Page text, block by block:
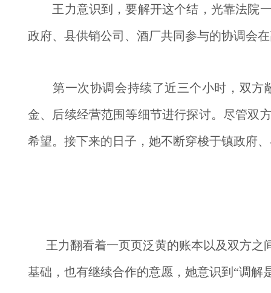
王力意识到，要解开这个结，光靠法院一
政府、县供销公司、酒厂共同参与的协调会
第一次协调会持续了近三个小时，双方
金、后续经营范围等细节进行探讨。尽管双
希望。接下来的日子，她不断穿梭于镇政府
王力翻看着一页页泛黄的账本以及双方
基础，也有继续合作的意愿，她意识到“调解